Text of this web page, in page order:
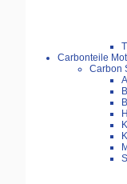
Carbonteile
Carbon